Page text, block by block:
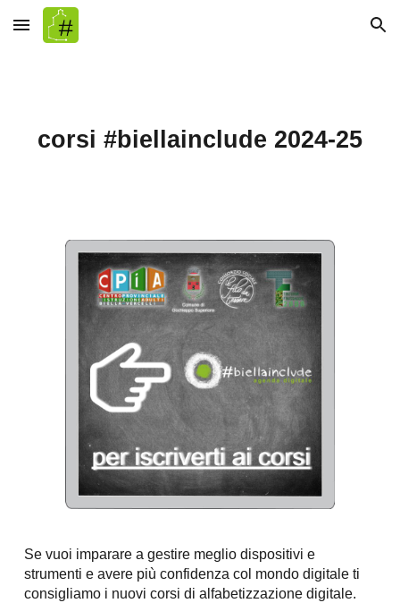
Skip to main content Skip to navigation
corsi #biellainclude 2024-25
Se vuoi imparare a gestire meglio dispositivi e
strumenti e avere più confidenza col mondo digitale ti
consigliamo i nuovi corsi di alfabetizzazione digitale.